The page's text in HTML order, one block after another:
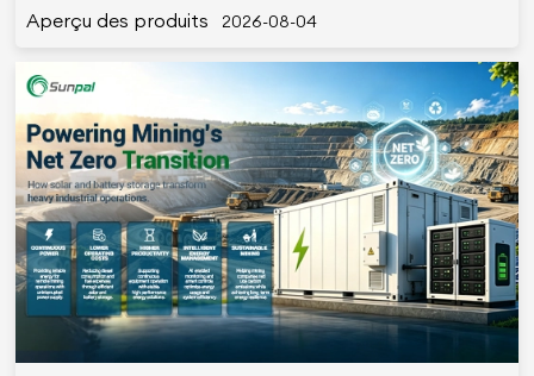
Aperçu des produits 2026-08-04